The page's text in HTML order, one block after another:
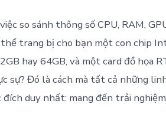
so sánh thông số CPU, RAM,
trang bị cho bạn một con chip
hay 64GB, và một card đồ họa
sự? Đó là cách mà tất cả những
duy nhất: mang đến trải